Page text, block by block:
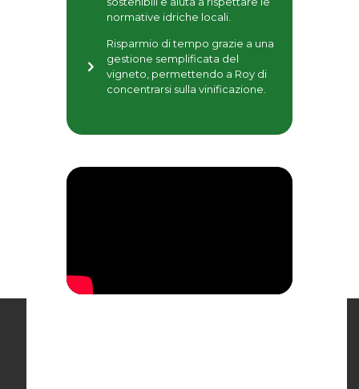
normative idriche locali.
Risparmio di tempo grazie a una
gestione semplificata del
vigneto, permettendo a Roy di
concentrarsi sulla vinificazione.